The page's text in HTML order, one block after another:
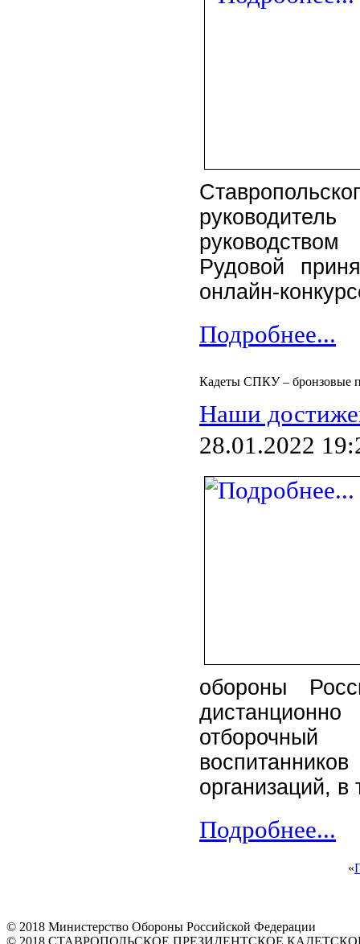
Рудовой
онлайн-
Подробнее...
Кадеты СПКУ – бронзовые
Наши
28.01.2022
обороны
организаций,
Подробнее...
«
© 2018 Министерство Обороны Российской Федерации
© 2018 СТАВРОПОЛЬСКОЕ ПРЕЗИДЕНТСКОЕ